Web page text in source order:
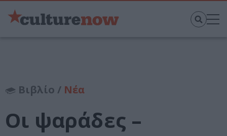
Βιβλίο / Νέα
Οι ψαράδες –